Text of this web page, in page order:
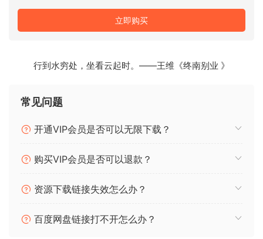
立即购买
行到水穷处，坐看云起时。——王维《终南别业 》
常见问题
开通VIP会员是否可以无限下载？
购买VIP会员是否可以退款？
资源下载链接失效怎么办？
百度网盘链接打不开怎么办？